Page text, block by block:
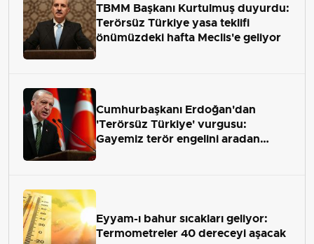
TBMM Başkanı Kurtulmuş duyurdu:
Terörsüz Türkiye yasa teklifi
önümüzdeki hafta Meclis'e geliyor
Cumhurbaşkanı Erdoğan'dan
'Terörsüz Türkiye' vurgusu:
Gayemiz terör engelini aradan
Eyyam-ı bahur sıcakları geliyor:
Termometreler 40 dereceyi aşacak